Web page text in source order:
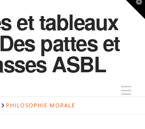
et tableaux
pattes et
ASBL
PHILOSOPHIE MORALE